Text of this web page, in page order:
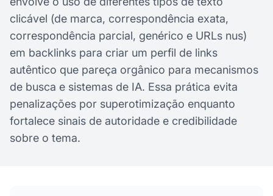
clicável (de marca, correspondência exata,
correspondência parcial, genérico e URLs nus)
em backlinks para criar um perfil de links
autêntico que pareça orgânico para mecanismos
de busca e sistemas de IA. Essa prática evita
penalizações por superotimização enquanto
fortalece sinais de autoridade e credibilidade
sobre o tema.